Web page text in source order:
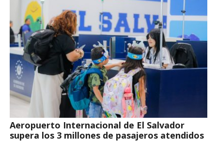
Aeropuerto Internacional de El Salvador
supera los 3 millones de pasajeros atendidos